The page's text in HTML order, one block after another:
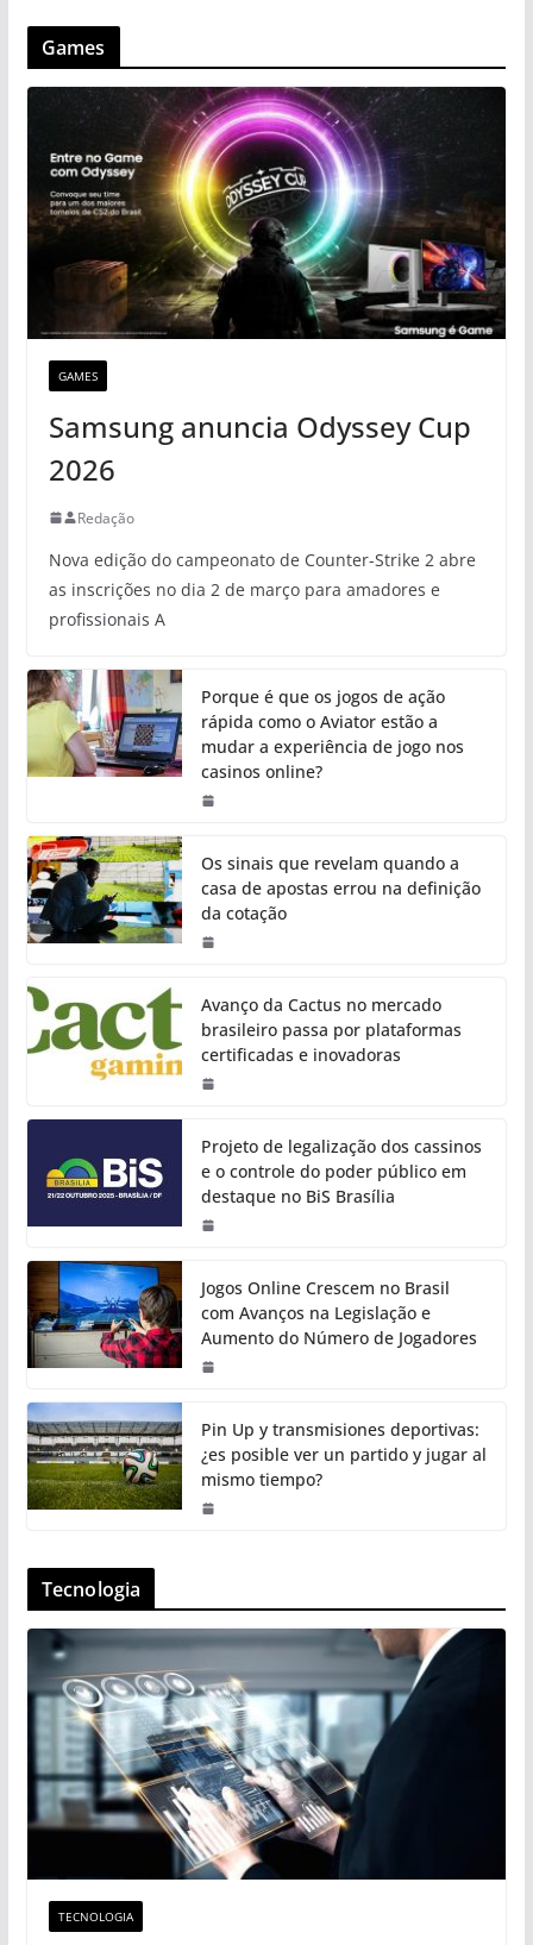
Games
GAMES
Samsung anuncia Odyssey Cup
2026
Redação
Nova edição do campeonato de Counter-Strike 2 abre
as inscrições no dia 2 de março para amadores e
profissionais A
Porque é que os jogos de ação
rápida como o Aviator estão a
mudar a experiência de jogo nos
casinos online?
Os sinais que revelam quando a
casa de apostas errou na definição
da cotação
Avanço da Cactus no mercado
brasileiro passa por plataformas
certificadas e inovadoras
Projeto de legalização dos cassinos
e o controle do poder público em
destaque no BiS Brasília
Jogos Online Crescem no Brasil
com Avanços na Legislação e
Aumento do Número de Jogadores
Pin Up y transmisiones deportivas:
¿es posible ver un partido y jugar al
mismo tiempo?
Tecnologia
TECNOLOGIA